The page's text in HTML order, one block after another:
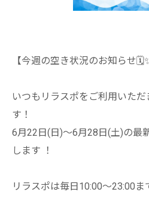
【今週の空き状況のお知らせ🗓️✨
いつもリラスポをご利用いた
す！
6月22日(日)〜6月28日(土)の最
します ！
リラスポは毎日10:00〜23:00ま